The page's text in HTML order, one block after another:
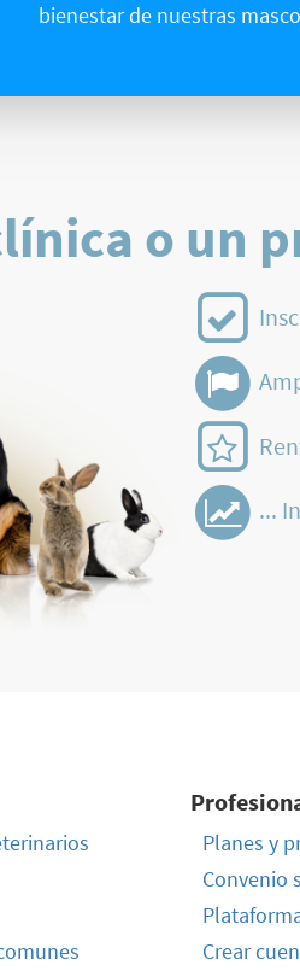
bienestar de nuestras
o un
...
Planes y
Convenio
Crear